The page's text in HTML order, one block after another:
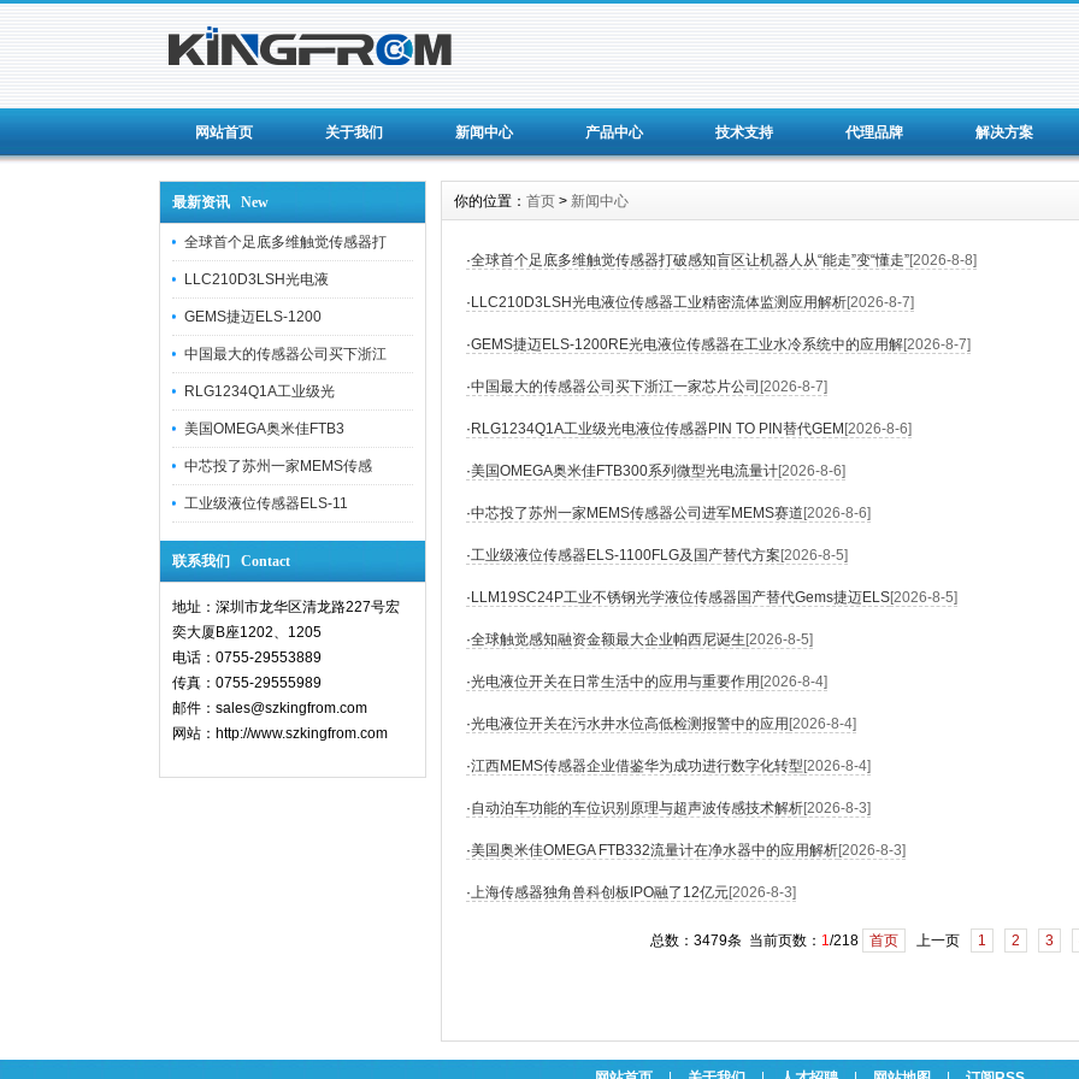
网站首页 关于我们 新闻中心 产品中心 技术支持 代理品牌 解决方案
最新资讯 New
全球首个足底多维触觉传感器打
LLC210D3LSH光电液
GEMS捷迈ELS-1200
中国最大的传感器公司买下浙江
RLG1234Q1A工业级光
美国OMEGA奥米佳FTB3
中芯投了苏州一家MEMS传感
工业级液位传感器ELS-11
联系我们 Contact
地址：深圳市龙华区清龙路227号宏
奕大厦B座1202、1205
电话：0755-29553889
传真：0755-29555989
邮件：sales@szkingfrom.com
网站： http://www.szkingfrom.com
你的位置： 首页 > 新闻中心
·全球首个足底多维触觉传感器打破感知盲区让机器人从“能走”变“懂走”[2026-8-8]
· LLC210D3LSH光电液位传感器工业精密流体监测应用解析[2026-8-7]
·GEMS捷迈ELS-1200RE光电液位传感器在工业水冷系统中的应用解[2026-8-7]
·中国最大的传感器公司买下浙江一家芯片公司 [2026-8-7]
· RLG1234Q1A工业级光电液位传感器PIN TO PIN替代GEM [2026-8-6]
·美国OMEGA奥米佳FTB300系列微型光电流量计[2026-8-6]
·中芯投了苏州一家MEMS传感器公司进军MEMS赛道 [2026-8-6]
·工业级液位传感器ELS-1100FLG及国产替代方案 [2026-8-5]
· LLM19SC24P工业不锈钢光学液位传感器国产替代Gems捷迈ELS[2026-8-5]
·全球触觉感知融资金额最大企业帕西尼诞生 [2026-8-5]
·光电液位开关在日常生活中的应用与重要作用 [2026-8-4]
·光电液位开关在污水井水位高低检测报警中的应用 [2026-8-4]
·江西MEMS传感器企业借鉴华为成功进行数字化转型 [2026-8-4]
·自动泊车功能的车位识别原理与超声波传感技术解析[2026-8-3]
·美国奥米佳OMEGA FTB332流量计在净水器中的应用解析[2026-8-3]
·上海传感器独角兽科创板IPO融了12亿元[2026-8-3]
总数：3479条 当前页数： 1/218 首页 上一页 1 2 3